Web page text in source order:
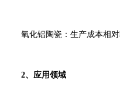
氧化铝陶瓷：生产成本相对
2、应用领域